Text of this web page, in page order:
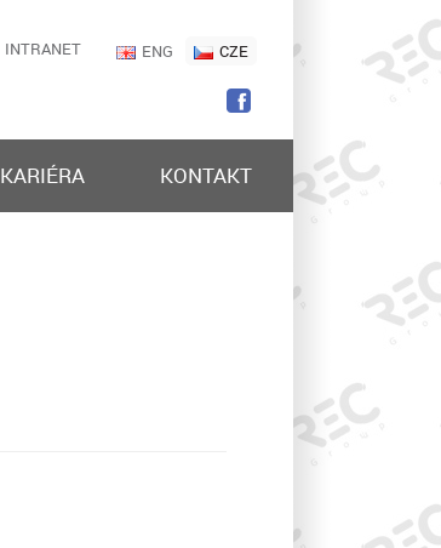
KARIÉRA KONTAKT
INTRANET ENG CZE